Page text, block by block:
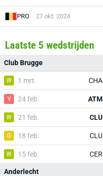
PRO 27 okt. 2024
Laatste 5 wedstrijden
Club Brugge
W 1 mrt. CHA
V 24 feb. ATM
W 21 feb. CLU
G 18 feb. CLU
W 15 feb. CER
Anderlecht